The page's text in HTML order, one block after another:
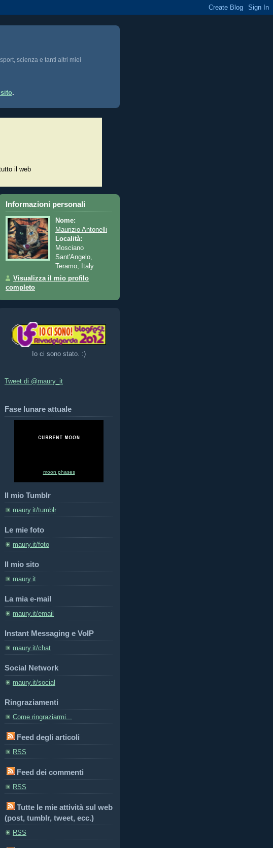
scienza e tanti altri miei
.
il web
Informazioni personali
Nome:
Maurizio Antonelli
Località:
Mosciano
Sant'Angelo,
Teramo, Italy
Visualizza il mio profilo
completo
Io ci sono stato. :)
Tweet di @maury_it
Fase lunare attuale
moon phases
Il mio Tumblr
maury.it/tumblr
Le mie foto
maury.it/foto
Il mio sito
maury.it
La mia e-mail
maury.it/email
Instant Messaging e VoIP
maury.it/chat
Social Network
maury.it/social
Ringraziamenti
Come ringraziarmi...
Feed degli articoli
RSS
Feed dei commenti
RSS
Tutte le mie attività sul web
(post, tumblr, tweet, ecc.)
RSS